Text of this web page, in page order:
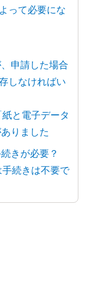
って必要にな
申請した場合
しなければい
と電子データ
りました
きが必要？
続きは不要で